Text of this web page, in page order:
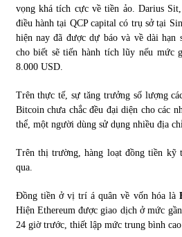
vọng khá tích cực về tiền ảo. Darius
điều hành tại QCP capital có trụ sở tại
hiện nay đã được dự báo và về dài
cho biết sẽ tiến hành tích lũy nếu mức
8.000 USD.
Trên thực tế, sự tăng trưởng số lượng
Bitcoin chưa chắc đều đại diện cho các
thể, một người dùng sử dụng nhiều địa chỉ.
Trên thị trường, hàng loạt đồng tiền kỹ
qua.
Đồng tiền ở vị trí á quân về vốn hóa là
Hiện Ethereum được giao dịch ở mức
24 giờ trước, thiết lập mức trung bình cao